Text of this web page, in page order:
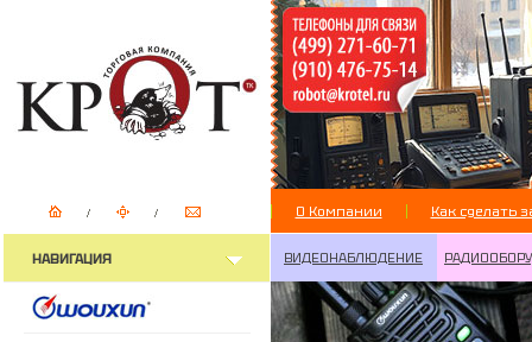
О Компании Как сделать
НАВИГАЦИЯ ВИДЕОНАБЛЮДЕНИЕ